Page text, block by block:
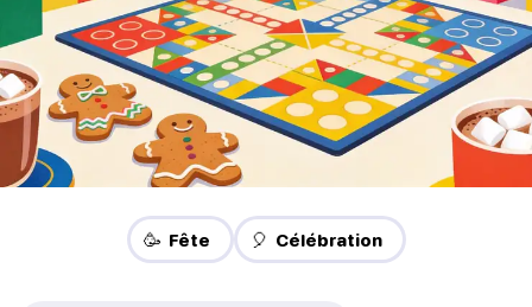
🥳 Fête 🎈 Célébration